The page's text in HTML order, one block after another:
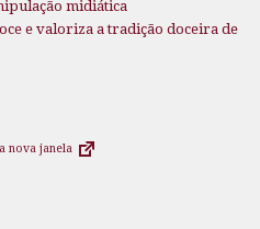
midiática
e valoriza a tradição doceira de
nova janela